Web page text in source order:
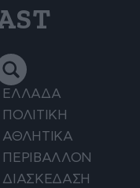
ΕΛΛΑΔΑ
ΠΟΛΙΤΙΚΗ
ΑΘΛΗΤΙΚΑ
ΠΕΡΙΒΑΛΛΟΝ
ΔΙΑΣΚΕΔΑΣΗ